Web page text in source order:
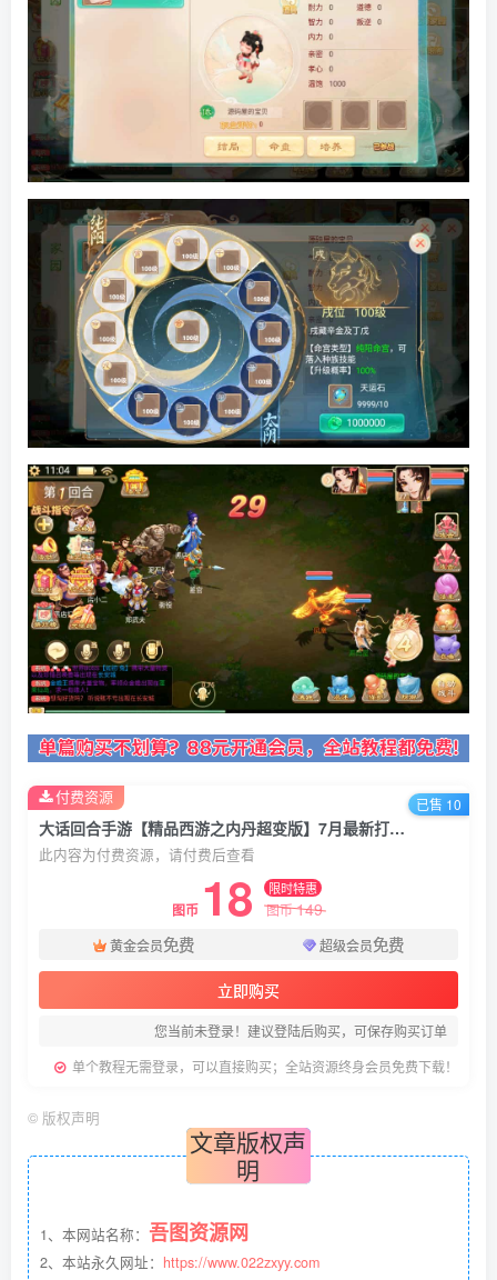
大话回合手游【精品西游之内丹超变版】7月最新打包VM单机一键端+Linux手工服务端+详细搭建教程+视频教程+神兔后台+全套源码+安卓端
此内容为付费资源，请付费后查看
图币 18 限时特惠
图币149
黄金会员免费 超级会员免费
立即购买
您当前未登录！建议登陆后购买，可保存购买订单
单个教程无需登录，可以直接购买；全站资源终身会员免费下载！
付费资源 已售 10
© 版权声明
文章版权声
明
1、本网站名称： 吾图资源网
2、本站永久网址： https://www.022zxyy.com